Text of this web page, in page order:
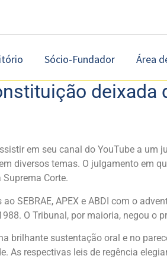
Sócio-Fundador Área
deixada
em seu canal do YouTube a
diversos temas. O julgamento em
Corte.
SEBRAE, APEX e ABDI com o
O Tribunal, por maioria, negou o
brilhante sustentação oral e no
respectivas leis de regência